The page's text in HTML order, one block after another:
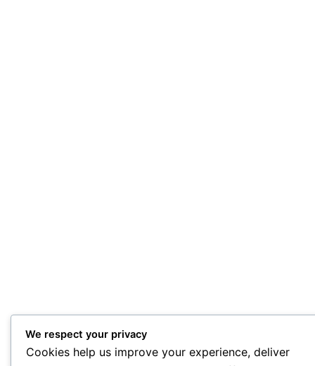
We respect your privacy
Cookies help us improve your experience, deliver